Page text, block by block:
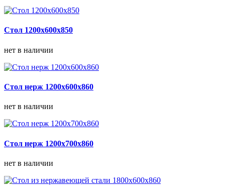
Стол 1200х600х850
нет в наличии
Стол нерж 1200х600х860
нет в наличии
Стол нерж 1200х700х860
нет в наличии